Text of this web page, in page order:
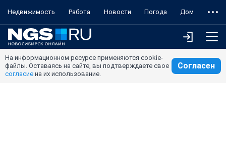
Недвижимость Работа Новости Погода Дом
На информационном ресурсе применяются cookie-
файлы. Оставаясь на сайте, вы подтверждаете свое
согласие на их использование.
Согласен